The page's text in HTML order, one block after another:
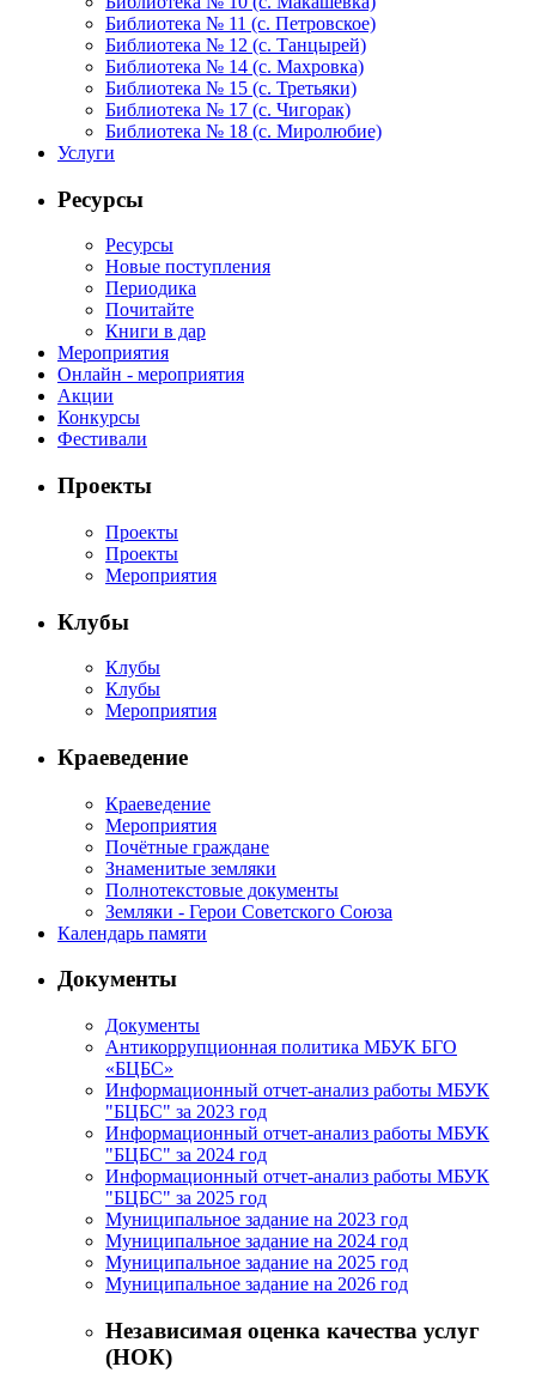
Библиотека № 11 (с. Петровское)
Библиотека № 12 (с. Танцырей)
Библиотека № 14 (с. Махровка)
Библиотека № 15 (с. Третьяки)
Библиотека № 17 (с. Чигорак)
Библиотека № 18 (с. Миролюбие)
Услуги
Ресурсы
Ресурсы
Новые поступления
Периодика
Почитайте
Книги в дар
Мероприятия
Онлайн - мероприятия
Акции
Конкурсы
Фестивали
Проекты
Проекты
Проекты
Мероприятия
Клубы
Клубы
Клубы
Мероприятия
Краеведение
Краеведение
Мероприятия
Почётные граждане
Знаменитые земляки
Полнотекстовые документы
Земляки - Герои Советского Союза
Календарь памяти
Документы
Документы
Антикоррупционная политика МБУК БГО
«БЦБС»
Информационный отчет-анализ работы МБУК
"БЦБС" за 2023 год
Информационный отчет-анализ работы МБУК
"БЦБС" за 2024 год
Информационный отчет-анализ работы МБУК
"БЦБС" за 2025 год
Муниципальное задание на 2023 год
Муниципальное задание на 2024 год
Муниципальное задание на 2025 год
Муниципальное задание на 2026 год
Независимая оценка качества услуг
(НОК)